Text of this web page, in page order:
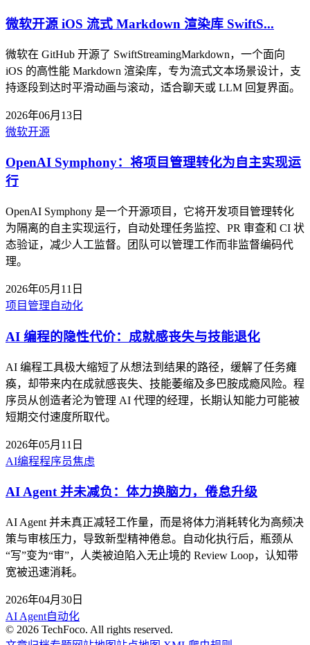
微软开源 iOS 流式 Markdown 渲染库 SwiftS...
微软在 GitHub 开源了 SwiftStreamingMarkdown，一个面向
iOS 的高性能 Markdown 渲染库，专为流式文本场景设计，支
持逐段到达时平滑动画与滚动，适合聊天或 LLM 回复界面。
2026年06月13日
微软开源
OpenAI Symphony：将项目管理转化为自主实现运
行
OpenAI Symphony 是一个开源项目，它将开发项目管理转化
为隔离的自主实现运行，自动处理任务监控、PR 审查和 CI 状
态验证，减少人工监督。团队可以管理工作而非监督编码代
理。
2026年05月11日
项目管理自动化
AI 编程的隐性代价：成就感丧失与技能退化
AI 编程工具极大缩短了从想法到结果的路径，缓解了任务瘫
痪，却带来内在成就感丧失、技能萎缩及多巴胺成瘾风险。程
序员从创造者沦为管理 AI 代理的经理，长期认知能力可能被
短期交付速度所取代。
2026年05月11日
AI编程程序员焦虑
AI Agent 并未减负：体力换脑力，倦怠升级
AI Agent 并未真正减轻工作量，而是将体力消耗转化为高频决
策与审核压力，导致新型精神倦怠。自动化执行后，瓶颈从
“写”变为“审”，人类被迫陷入无止境的 Review Loop，认知带
宽被迅速消耗。
2026年04月30日
AI Agent自动化
© 2026 TechFoco. All rights reserved.